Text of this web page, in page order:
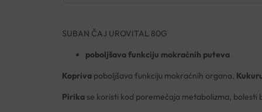
SUBAN ČAJ UROVITAL 80G
poboljšava funkciju mokraćnih puteva
Koprivapoboljšava funkciju mokraćnih organa.
Pirikase koristi kod poremećaja metabolizma, bolesti